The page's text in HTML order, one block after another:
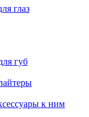
глаз
губ
к ним